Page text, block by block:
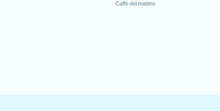
Caffè del mattino